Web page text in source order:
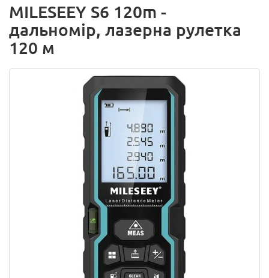
MILESEEY S6 120m -
дальномір, лазерна рулетка
120 м